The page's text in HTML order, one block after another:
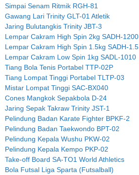
Simpai Senam Ritmik RGH-81
Gawang Lari Trinity GLT-01 Atletik
Jaring Bulutangkis Trinity JBT-3
Lempar Cakram High Spin 2kg SADH-1200
Lempar Cakram High Spin 1.5kg SADH-1.5
Lempar Cakram Low Spin 1kg SADL-1010
Tiang Bola Tenis Portabel TTP-02P
Tiang Lompat Tinggi Portabel TLTP-03
Mistar Lompat Tinggi SAC-BX040
Cones Mangkok Sepakbola D-24
Jaring Sepak Takraw Trinity JST-1
Pelindung Badan Karate Fighter BPKF-2
Pelindung Badan Taekwondo BPT-02
Pelindung Kepala Wushu PKW-02
Pelindung Kepala Kempo PKP-02
Take-off Board SA-TO1 World Athletics
Bola Futsal Liga Sparta (Futsalball)